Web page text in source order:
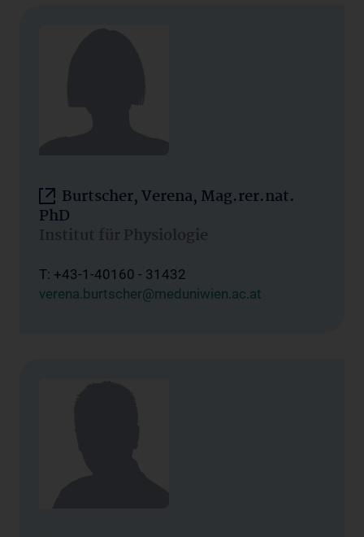
Burtscher, Verena, Mag.rer.nat.
PhD
Institut für Physiologie
T: +43-1-40160 - 31432
verena.burtscher@meduniwien.ac.at